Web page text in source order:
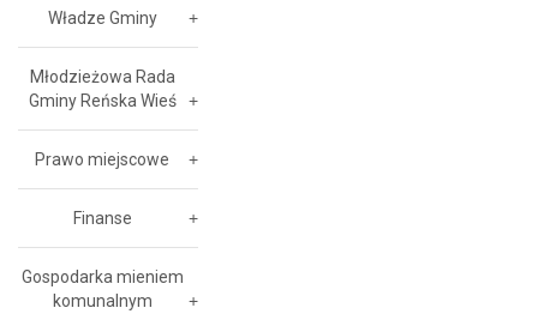
Władze Gminy
Młodzieżowa Rada
Gminy Reńska Wieś
Prawo miejscowe
Finanse
Gospodarka mieniem
komunalnym